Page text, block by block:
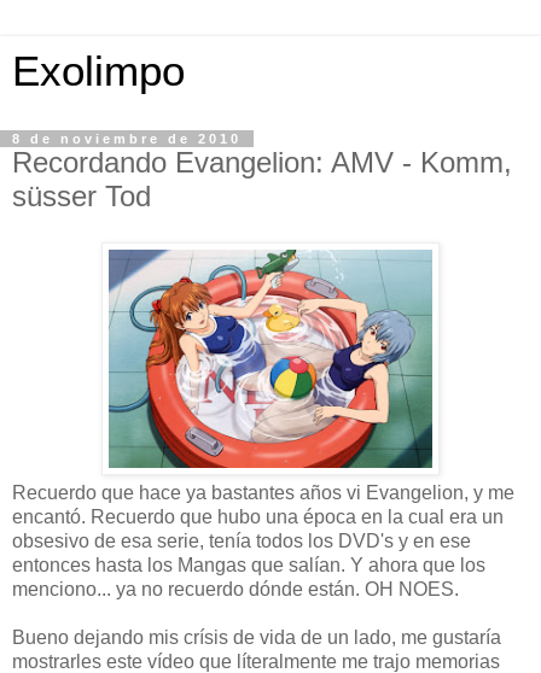
Exolimpo
8 de noviembre de 2010
Recordando Evangelion: AMV - Komm,
süsser Tod
Recuerdo que hace ya bastantes años vi Evangelion, y me
encantó. Recuerdo que hubo una época en la cual era un
obsesivo de esa serie, tenía todos los DVD's y en ese
entonces hasta los Mangas que salían. Y ahora que los
menciono... ya no recuerdo dónde están. OH NOES.
Bueno dejando mis crísis de vida de un lado, me gustaría
mostrarles este vídeo que líteralmente me trajo memorias